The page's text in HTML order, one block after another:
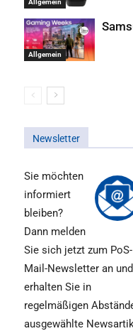
Allgemein
Allgemein
Newsletter
Sie möchten
informiert
bleiben?
Dann melden
Sie sich jetzt zum PoS-
Mail-Newsletter an und
erhalten Sie in
regelmäßigen
ausgewählte